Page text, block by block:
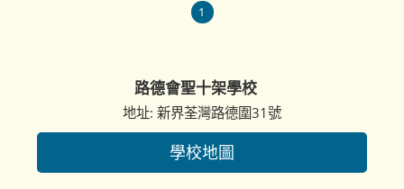
1
路德會聖十架學校
地址: 新界荃灣路德圍31號
學校地圖